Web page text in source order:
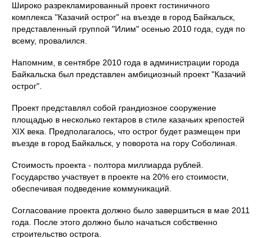
Широко разрекламированный проект гостиничного
комплекса "Казачий острог" на въезде в город Байкальск,
представленный группой "Илим" осенью 2010 года, судя по
всему, провалился.
Напомним, в сентябре 2010 года в администрации города
Байкальска был представлен амбициозный проект "Казачий
острог".
Проект представлял собой грандиозное сооружение
площадью в несколько гектаров в стиле казачьих крепостей
XIX века. Предполагалось, что острог будет размещен при
въезде в город Байкальск, у поворота на гору Соболиная.
Стоимость проекта - полтора миллиарда рублей.
Государство участвует в проекте на 20% его стоимости,
обеспечивая подведение коммуникаций.
Согласование проекта должно было завершиться в мае 2011
года. После этого должно было начаться собственно
строительство острога.